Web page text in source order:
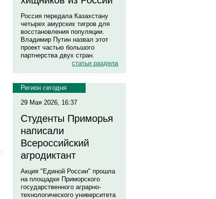
Россия передала Казахстану
четырех амурских тигров для
восстановления популяции.
Владимир Путин назвал этот
проект частью большого
партнерства двух стран.
статьи раздела
Регион сегодня
29 Мая 2026, 16:37
Студенты Приморья
написали
Всероссийский
агродиктант
Акция "Единой России" прошла
на площадке Приморского
государственного аграрно-
технологического университета